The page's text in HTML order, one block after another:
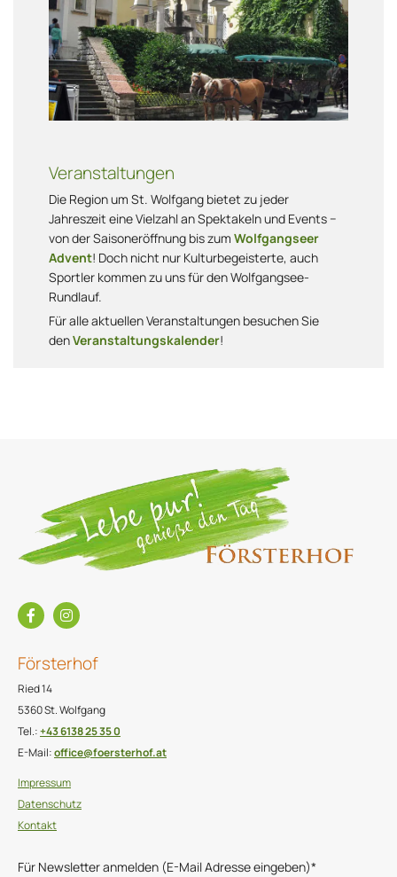
Veranstaltungen
Die Region um St. Wolfgang bietet zu jeder
Jahreszeit eine Vielzahl an Spektakeln und Events −
von derSaisoneröffnung bis zum Wolfgangseer
Advent! Doch nicht nur Kulturbegeisterte, auch
Sportler kommen zu uns für denWolfgangsee-
Rundlauf.
Für alle aktuellen Veranstaltungen besuchen Sie
denVeranstaltungskalender!
Försterhof
Ried 14
5360 St. Wolfgang
Tel.:+43 6138 25 35 0
E-Mail:office@foersterhof.at
Impressum
Datenschutz
Kontakt
Für Newsletter anmelden (E-Mail Adresse eingeben)*